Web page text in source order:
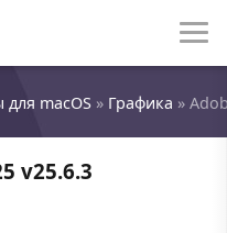
macOS » Графика »
v25.6.3